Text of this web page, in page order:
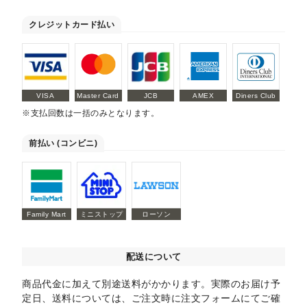
クレジットカード払い
VISA Master Card JCB AMEX Diners Club
※支払回数は一括のみとなります。
前払い (コンビニ)
Family Mart ミニストップ ローソン
配送について
商品代金に加えて別途送料がかかります。実際のお届け予
定日、送料については、ご注文時に注文フォームにてご確